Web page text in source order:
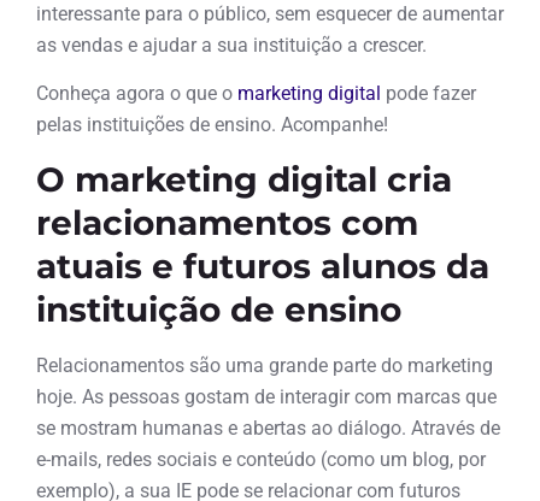
interessante para o público, sem esquecer de aumentar
as vendas e ajudar a sua instituição a crescer.
Conheça agora o que o marketing digital pode fazer
pelas instituições de ensino. Acompanhe!
O marketing digital cria
relacionamentos com
atuais e futuros alunos da
instituição de ensino
Relacionamentos são uma grande parte do marketing
hoje. As pessoas gostam de interagir com marcas que
se mostram humanas e abertas ao diálogo. Através de
e-mails, redes sociais e conteúdo (como um blog, por
exemplo), a sua IE pode se relacionar com futuros